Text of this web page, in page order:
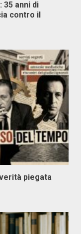
35 anni di
contro il
piegata